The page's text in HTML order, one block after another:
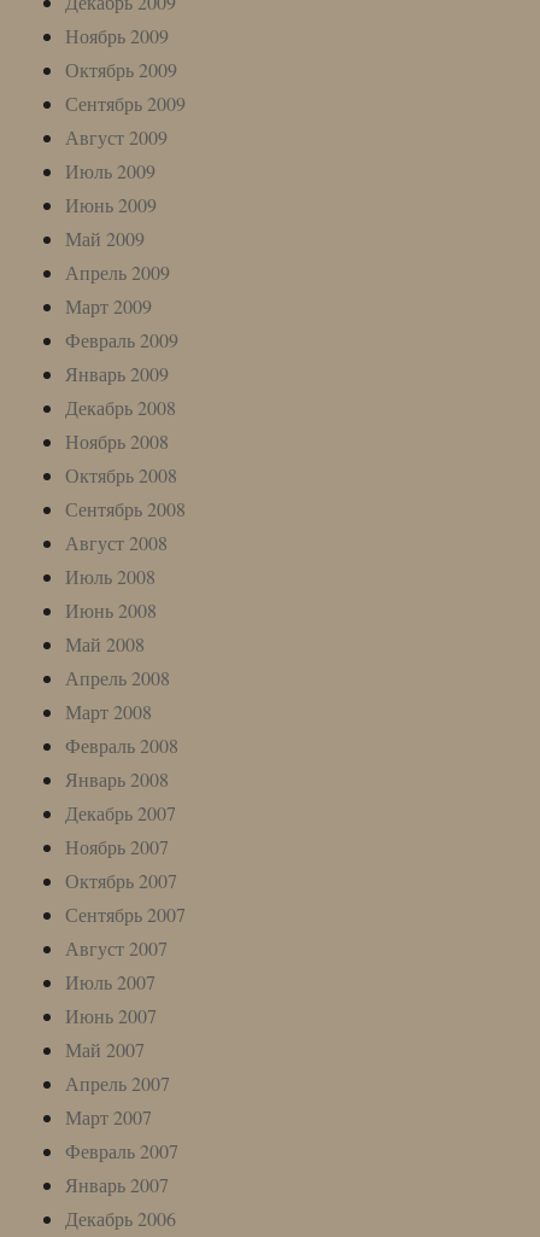
Ноябрь 2009
Октябрь 2009
Сентябрь 2009
Август 2009
Июль 2009
Июнь 2009
Май 2009
Апрель 2009
Март 2009
Февраль 2009
Январь 2009
Декабрь 2008
Ноябрь 2008
Октябрь 2008
Сентябрь 2008
Август 2008
Июль 2008
Июнь 2008
Май 2008
Апрель 2008
Март 2008
Февраль 2008
Январь 2008
Декабрь 2007
Ноябрь 2007
Октябрь 2007
Сентябрь 2007
Август 2007
Июль 2007
Июнь 2007
Май 2007
Апрель 2007
Март 2007
Февраль 2007
Январь 2007
Декабрь 2006